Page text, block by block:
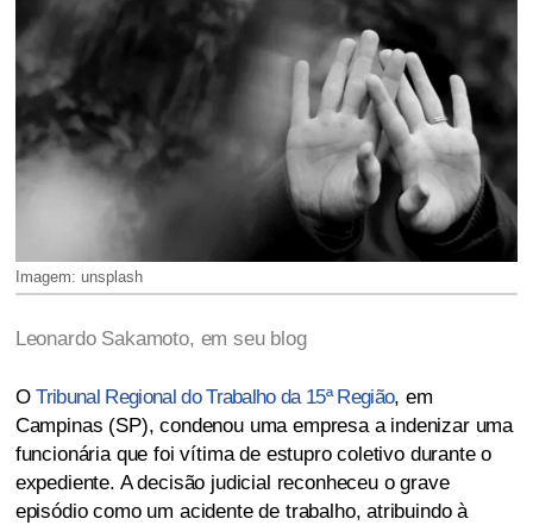
Imagem: unsplash
Leonardo Sakamoto, em seu blog
OTribunal Regional do Trabalho da 15ª Região, em
Campinas (SP), condenou uma empresa a indenizar uma
funcionária que foi vítima de estupro coletivo durante o
expediente. A decisão judicial reconheceu o grave
episódio como um acidente de trabalho, atribuindo à